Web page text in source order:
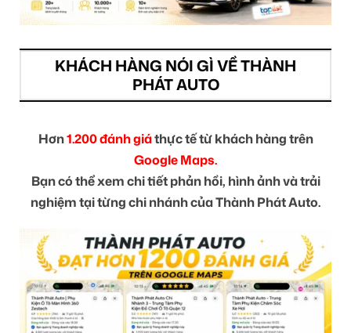
KHÁCH HÀNG NÓI GÌ VỀ THÀNH
PHÁT AUTO
Hơn1.200 đánh giáthực tế từ khách hàng trên
Google Maps.
Bạn có thể xem chi tiết phản hồi, hình ảnh và trải
nghiệm tại từng chi nhánh của Thành Phát Auto.